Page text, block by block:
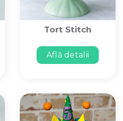
Tort Stitch
Află detalii